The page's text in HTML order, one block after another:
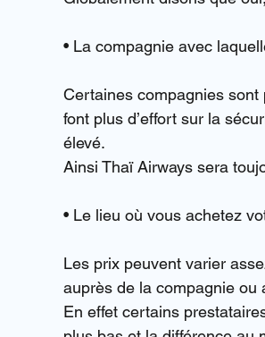
• La compagnie avec
Certaines compagnies sont
font plus d’effort sur la
élevé.
Ainsi Thaï Airways sera
• Le lieu où vous achetez
Les prix peuvent varier
auprès de la compagnie ou
En effet certains